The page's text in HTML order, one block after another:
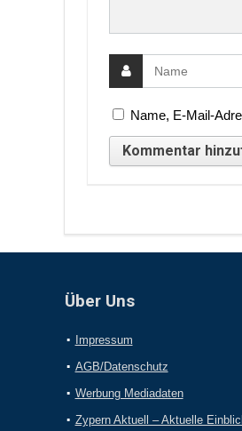
Name, E-Mail-
Über Uns
Impressum
AGB/Datenschutz
Werbung Mediadaten
Zypern Aktuell – Aktuelle